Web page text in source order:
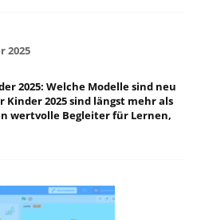
2025
2025: Welche Modelle sind neu
2025 sind längst mehr als
wertvolle Begleiter für Lernen,